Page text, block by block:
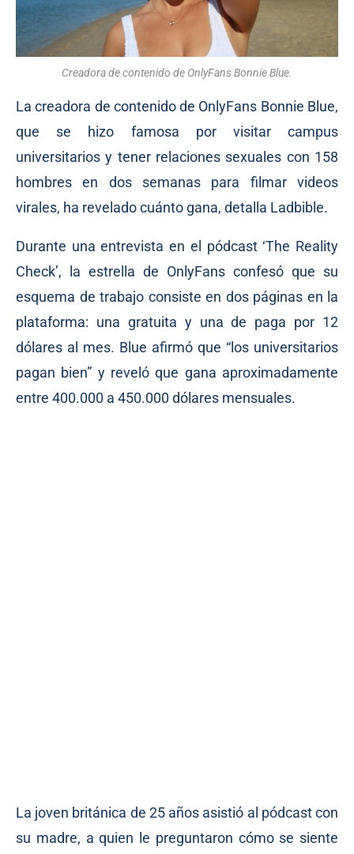
Creadora de contenido de OnlyFans Bonnie Blue.
La creadora de contenido de OnlyFans Bonnie Blue,
que se hizo famosa por visitar campus
universitarios y tener relaciones sexuales con 158
hombres en dos semanas para filmar videos
virales, ha revelado cuánto gana, detalla Ladbible.
Durante una entrevista en el pódcast ‘The Reality
Check’, la estrella de OnlyFans confesó que su
esquema de trabajo consiste en dos páginas en la
plataforma: una gratuita y una de paga por 12
dólares al mes. Blue afirmó que “los universitarios
pagan bien” y reveló que gana aproximadamente
entre 400.000 a 450.000 dólares mensuales.
La joven británica de 25 años asistió al pódcast con
su madre, a quien le preguntaron cómo se siente